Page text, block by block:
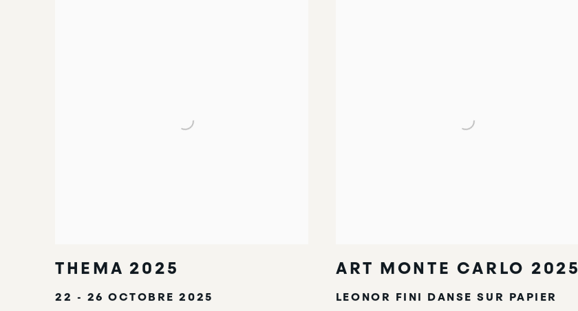
THEMA 2025
22 - 26 OCTOBRE 2025
ART MONTE CARLO 2025
LEONOR FINI DANSE SUR PAPIER